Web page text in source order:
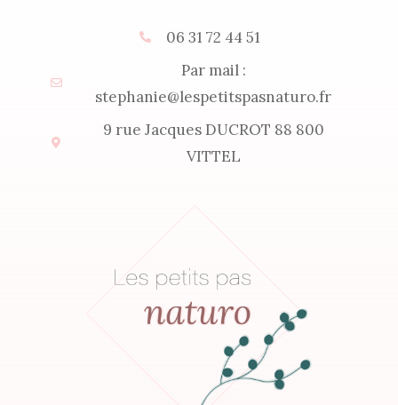
06 31 72 44 51
Par mail :
stephanie@lespetitspasnaturo.fr
9 rue Jacques DUCROT 88 800
VITTEL